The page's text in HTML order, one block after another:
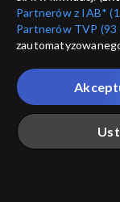
Wydarzenia
Gala wręczenia
literackich
Partnerów z IAB*
Partnerów TVP (93
które wskazujemy
przez nas
Twoje dane
Ciebie naszych
„Portalem”, w tym